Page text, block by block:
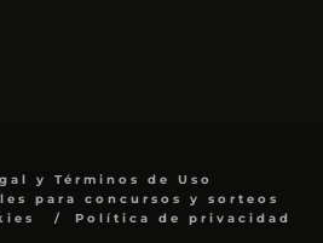
y Términos de Uso
para concursos y sorteos
Política de privacidad